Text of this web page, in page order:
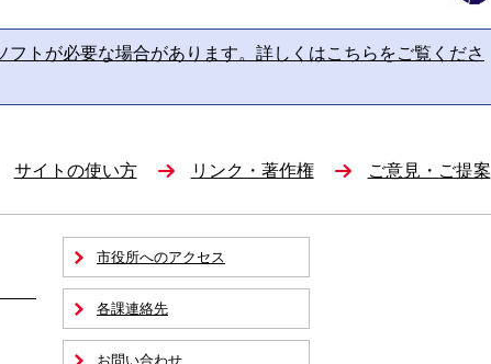
トが必要な場合があります。詳しくはこちらをご覧くださ
サイトの使い方 リンク・著作権 ご意見・ご提案
市役所へのアクセス
各課連絡先
お問い合わせ